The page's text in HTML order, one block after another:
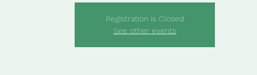
Registration is Closed
See other events